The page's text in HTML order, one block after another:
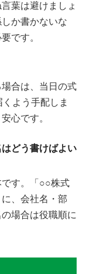
葉は避けましょ
か書かないな
です。
合は、当日の式
よう手配しま
心です。
どう書けばよい
す。「○○株式
、会社名・部
場合は役職順に